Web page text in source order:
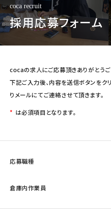
coca recruit
採用応募フォーム
cocaの求人にご応募頂きありがとうご
下記ご入力後、内容を送信ボタンをク
りメールにてご連絡させて頂きます。
* は必須項目となります。
応募職種
倉庫内作業員